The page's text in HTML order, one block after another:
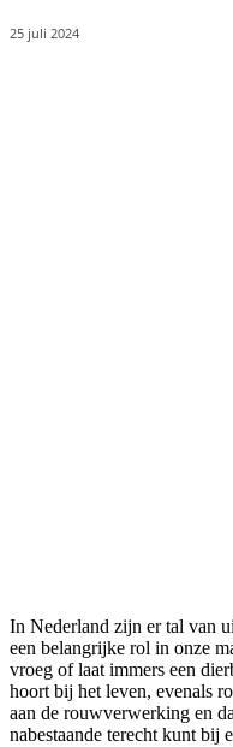
25 juli 2024
In Nederland zijn er tal van
een belangrijke rol in onze
vroeg of laat immers een
hoort bij het leven, evenals
aan de rouwverwerking en
nabestaande terecht kunt bij